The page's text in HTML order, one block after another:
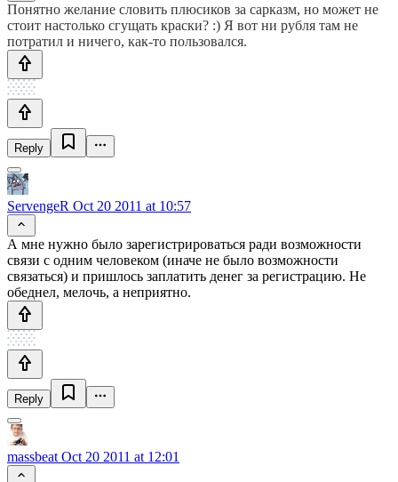
Понятно желание словить плюсиков за сарказм, но может не
стоит настолько сгущать краски? :) Я вот ни рубля там не
потратил и ничего, как-то пользовался.
Reply
ServengeR Oct 20 2011 at 10:57
А мне нужно было зарегистрироваться ради возможности
связи с одним человеком (иначе не было возможности
связаться) и пришлось заплатить денег за регистрацию. Не
обеднел, мелочь, а неприятно.
Reply
massbeat Oct 20 2011 at 12:01